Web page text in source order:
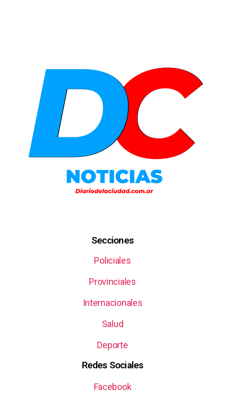
Secciones
Policiales
Provinciales
Internacionales
Salud
Deporte
Redes Sociales
Facebook